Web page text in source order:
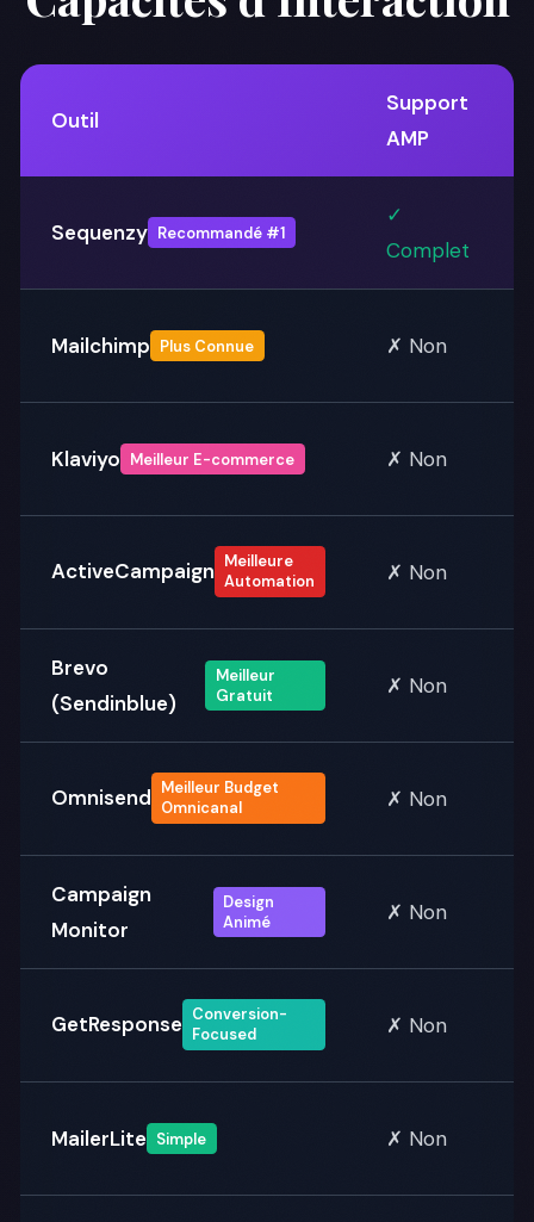
Outil
Support
AMP
Sequenzy Recommandé #1
✓
Complet
Mailchimp Plus Connue ✗ Non
Klaviyo Meilleur E-commerce ✗ Non
ActiveCampaign Meilleure
Automation
✗ Non
Brevo
(Sendinblue)
Meilleur
Gratuit
✗ Non
Omnisend Meilleur Budget
Omnicanal
✗ Non
Campaign
Monitor
Design
Animé
✗ Non
GetResponse Conversion-
Focused
✗ Non
MailerLite Simple ✗ Non